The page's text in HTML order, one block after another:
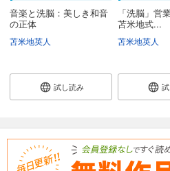
音楽と洗脳：美しき和音
の正体
苫米地英人
試し読み
「洗脳」営
苫米地式...
苫米地英人